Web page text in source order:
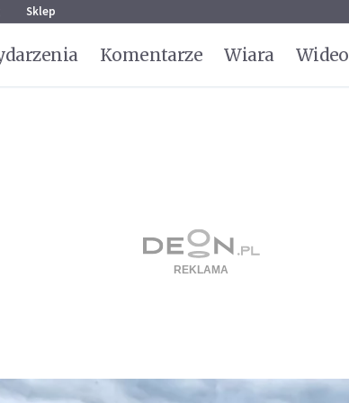
Sklep
Komentarze Wiara Wideo